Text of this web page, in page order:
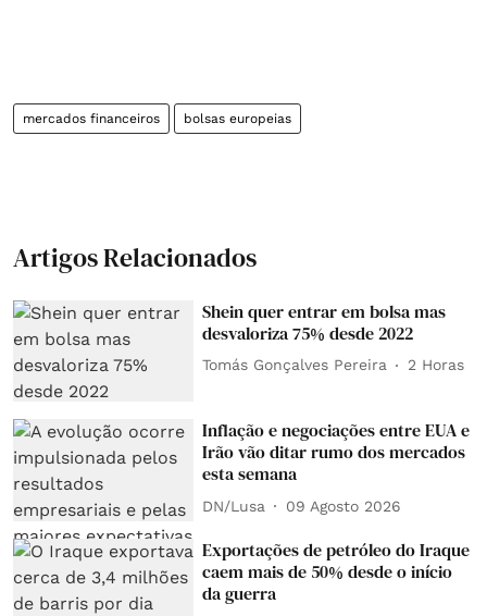
mercados financeiros bolsas europeias
Artigos Relacionados
Shein quer entrar em bolsa mas
desvaloriza 75% desde 2022
Tomás Gonçalves Pereira 2 Horas
Inflação e negociações entre EUA e
Irão vão ditar rumo dos mercados
esta semana
DN/Lusa 09 Agosto 2026
Exportações de petróleo do Iraque
caem mais de 50% desde o início
da guerra